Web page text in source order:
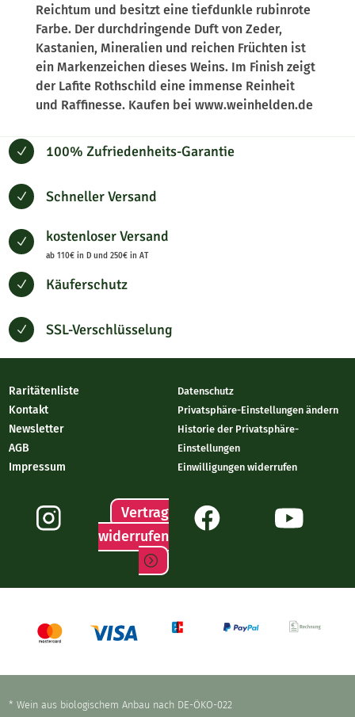
Reichtum und besitzt eine tiefdunkle rubinrote
Farbe. Der durchdringende Duft von Zeder,
Kastanien, Mineralien und reichen Früchten ist
ein Markenzeichen dieses Weins. Im Finish zeigt
der Lafite Rothschild eine immense Reinheit
und Raffinesse. Kaufen bei www.weinhelden.de
N 100% Zufriedenheits-Garantie
N Schneller Versand
N kostenloser Versand
ab 110€ in D und 250€ in AT
N Käuferschutz
N SSL-Verschlüsselung
Raritätenliste
Kontakt
Newsletter
AGB
Impressum
Datenschutz
Privatsphäre-Einstellungen ändern
Historie der Privatsphäre-
Einstellungen
Einwilligungen widerrufen
Vertrag
widerrufen
* Wein aus biologischem Anbau nach DE-ÖKO-022